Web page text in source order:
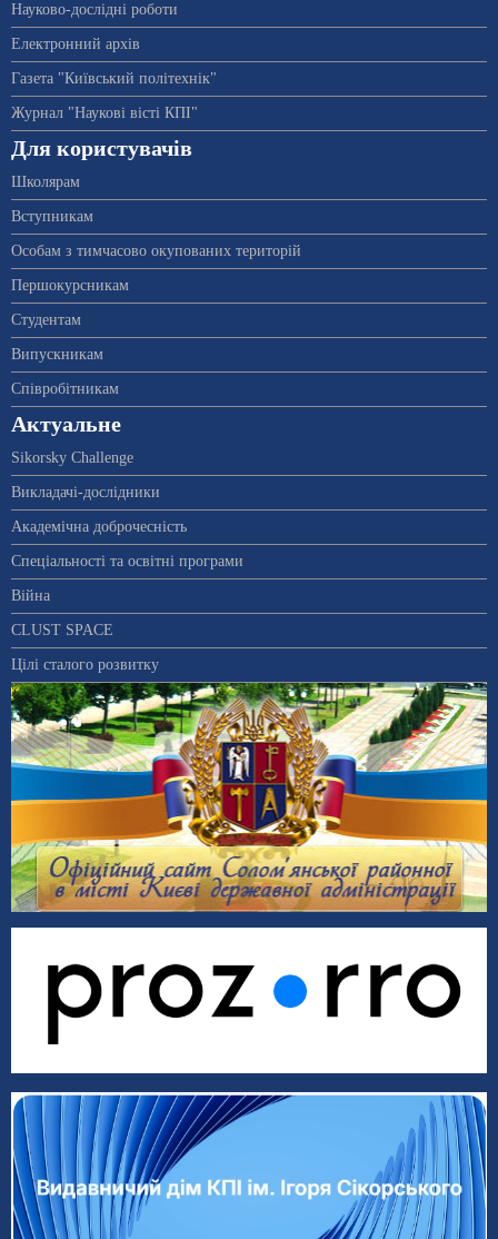
Науково-дослідні роботи
Електронний архів
Газета "Київський політехнік"
Журнал "Наукові вісті КПІ"
Для користувачів
Школярам
Вступникам
Особам з тимчасово окупованих територій
Першокурсникам
Студентам
Випускникам
Співробітникам
Актуальне
Sikorsky Challenge
Викладачі-дослідники
Академічна доброчесність
Спеціальності та освітні програми
Війна
CLUST SPACE
Цілі сталого розвитку